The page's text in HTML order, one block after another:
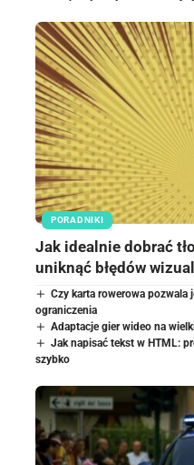
PORADNIKI
Jak idealnie dobrać
uniknąć błędów
Czy karta rowerowa
ograniczenia
Adaptacje gier wideo na
Jak napisać tekst w HTML:
szybko